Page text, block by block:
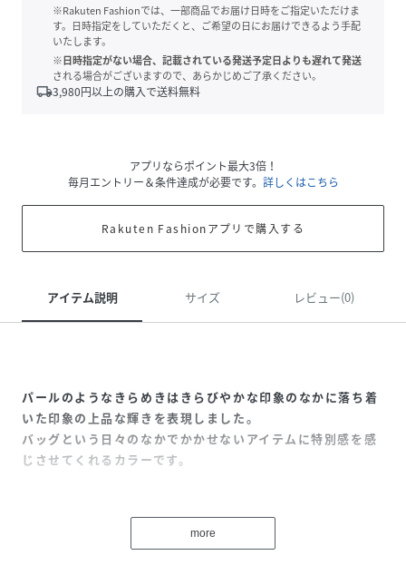
※Rakuten Fashionでは、一部商品でお届け日時をご指定いただけま
す。日時指定をしていただくと、ご希望の日にお届けできるよう手配
いたします。
※日時指定がない場合、記載されている発送予定日よりも遅れて発送
される場合がございますので、あらかじめご了承ください。
local_shipping3,980円以上の購入で送料無料
アプリならポイント最大3倍！
毎月エントリー＆条件達成が必要です。 詳しくはこちら
Rakuten Fashionアプリで購入する
アイテム説明 サイズ レビュー(0)
パールのようなきらめきはきらびやかな印象のなかに落ち着
いた印象の上品な輝きを表現しました。
バッグという日々のなかでかかせないアイテムに特別感を感
じさせてくれるカラーです。
more